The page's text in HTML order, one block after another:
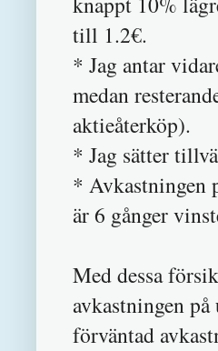
till 1.2€.
* Jag antar
medan
aktieåterköp).
* Jag sätter
* Avkastningen
är 6 gånger
Med dessa
avkastningen
förväntad